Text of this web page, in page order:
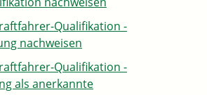
Qualifikation -
nachweisen
Qualifikation -
als anerkannte